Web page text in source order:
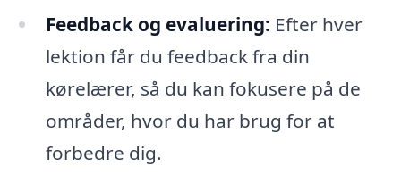
Feedback og evaluering: Efter hver
lektion får du feedback fra din
kørelærer, så du kan fokusere på de
områder, hvor du har brug for at
forbedre dig.